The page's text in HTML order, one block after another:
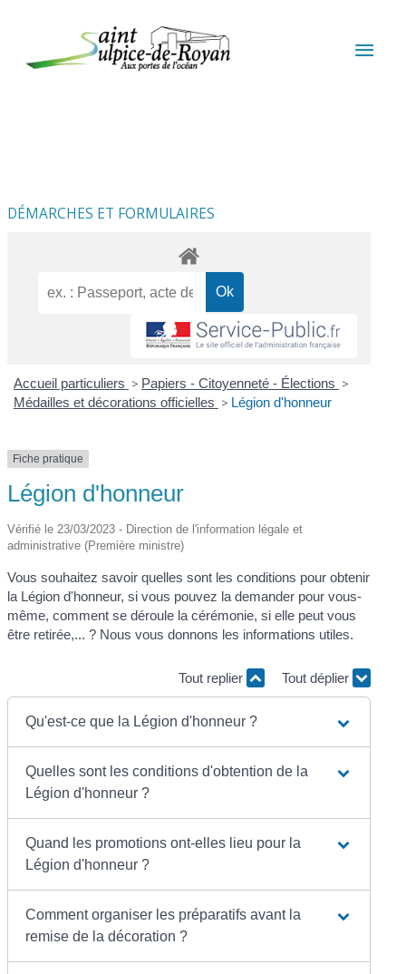
DÉMARCHES ET FORMULAIRES
Accueil particuliers > Papiers - Citoyenneté - Élections >
Médailles et décorations officielles > Légion d'honneur
Fiche pratique
Légion d'honneur
Vérifié le 23/03/2023 - Direction de l'information légale et
administrative (Première ministre)
Vous souhaitez savoir quelles sont les conditions pour obtenir
la Légion d'honneur, si vous pouvez la demander pour vous-
même, comment se déroule la cérémonie, si elle peut vous
être retirée,... ? Nous vous donnons les informations utiles.
Tout replier Tout déplier
Qu'est-ce que la Légion d'honneur ?
Quelles sont les conditions d'obtention de la
Légion d'honneur ?
Quand les promotions ont-elles lieu pour la
Légion d'honneur ?
Comment organiser les préparatifs avant la
remise de la décoration ?